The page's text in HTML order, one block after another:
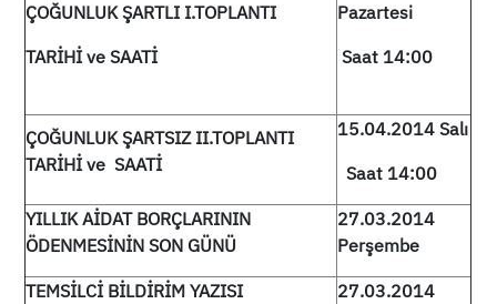
ÇOĞUNLUK ŞARTLI I.TOPLANTI
TARİHİ ve SAATİ
Pazartesi
Saat 14:00
ÇOĞUNLUK ŞARTSIZ II.TOPLANTI
TARİHİ ve SAATİ
15.04.2014 Salı
Saat 14:00
YILLIK AİDAT BORÇLARININ
ÖDENMESİNİN SON GÜNÜ
27.03.2014
Perşembe
TEMSİLCİ BİLDİRİM YAZISI
27.03.2014